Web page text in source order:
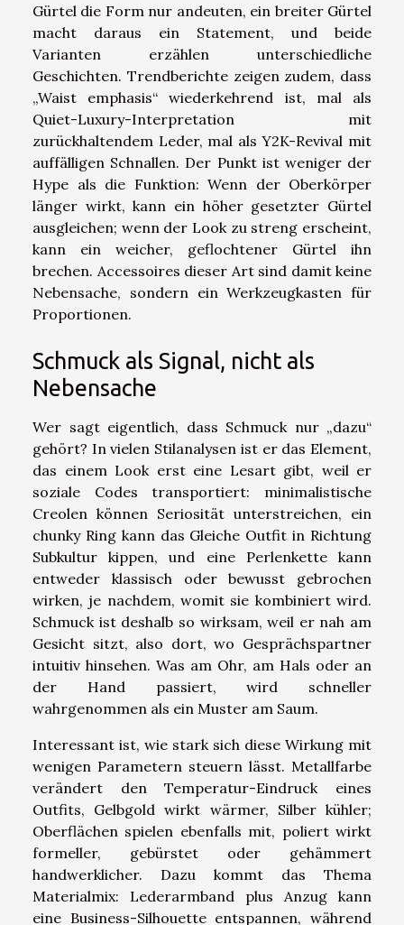
Gürtel die Form nur andeuten, ein breiter Gürtel
macht daraus ein Statement, und beide
Varianten erzählen unterschiedliche
Geschichten. Trendberichte zeigen zudem, dass
„Waist emphasis“ wiederkehrend ist, mal als
Quiet-Luxury-Interpretation mit
zurückhaltendem Leder, mal als Y2K-Revival mit
auffälligen Schnallen. Der Punkt ist weniger der
Hype als die Funktion: Wenn der Oberkörper
länger wirkt, kann ein höher gesetzter Gürtel
ausgleichen; wenn der Look zu streng erscheint,
kann ein weicher, geflochtener Gürtel ihn
brechen. Accessoires dieser Art sind damit keine
Nebensache, sondern ein Werkzeugkasten für
Proportionen.
Schmuck als Signal, nicht als
Nebensache
Wer sagt eigentlich, dass Schmuck nur „dazu“
gehört? In vielen Stilanalysen ist er das Element,
das einem Look erst eine Lesart gibt, weil er
soziale Codes transportiert: minimalistische
Creolen können Seriosität unterstreichen, ein
chunky Ring kann das Gleiche Outfit in Richtung
Subkultur kippen, und eine Perlenkette kann
entweder klassisch oder bewusst gebrochen
wirken, je nachdem, womit sie kombiniert wird.
Schmuck ist deshalb so wirksam, weil er nah am
Gesicht sitzt, also dort, wo Gesprächspartner
intuitiv hinsehen. Was am Ohr, am Hals oder an
der Hand passiert, wird schneller
wahrgenommen als ein Muster am Saum.
Interessant ist, wie stark sich diese Wirkung mit
wenigen Parametern steuern lässt. Metallfarbe
verändert den Temperatur-Eindruck eines
Outfits, Gelbgold wirkt wärmer, Silber kühler;
Oberflächen spielen ebenfalls mit, poliert wirkt
formeller, gebürstet oder gehämmert
handwerklicher. Dazu kommt das Thema
Materialmix: Lederarmband plus Anzug kann
eine Business-Silhouette entspannen, während